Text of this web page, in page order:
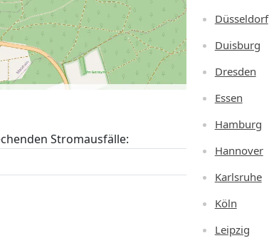
Stromausfälle:
Düsseldorf
Duisburg
Dresden
Essen
Hamburg
Hannover
Karlsruhe
Köln
Leipzig